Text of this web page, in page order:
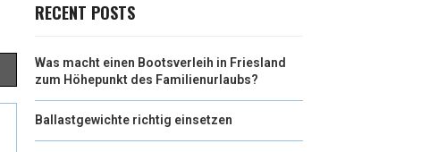
RECENT POSTS
Was macht einen Bootsverleih in Friesland
zum Höhepunkt des Familienurlaubs?
Ballastgewichte richtig einsetzen